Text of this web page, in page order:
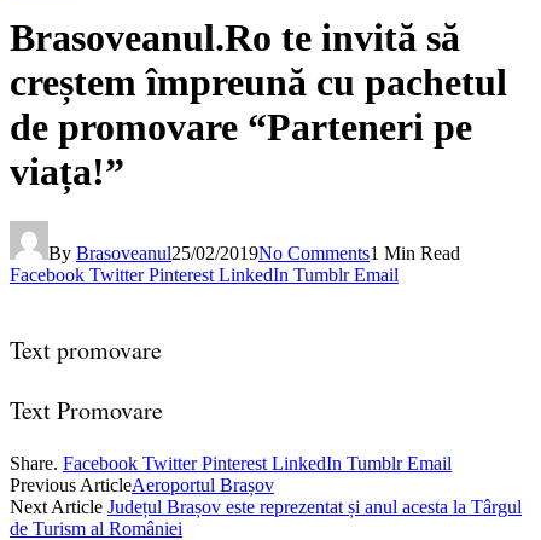
Brasoveanul.Ro te invită să
creștem împreună cu pachetul
de promovare “Parteneri pe
viața!”
By Brasoveanul25/02/2019No Comments1 Min Read
Facebook Twitter Pinterest LinkedIn Tumblr Email
Text promovare
Text Promovare
Share. Facebook Twitter Pinterest LinkedIn Tumblr Email
Previous ArticleAeroportul Brașov
Next Article Județul Brașov este reprezentat și anul acesta la Târgul
de Turism al României